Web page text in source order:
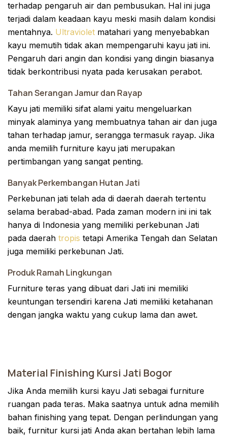
terhadap pengaruh air dan pembusukan. Hal ini juga
terjadi dalam keadaan kayu meski masih dalam kondisi
mentahnya. Ultraviolet matahari yang menyebabkan
kayu memutih tidak akan mempengaruhi kayu jati ini.
Pengaruh dari angin dan kondisi yang dingin biasanya
tidak berkontribusi nyata pada kerusakan perabot.
Tahan Serangan Jamur dan Rayap
Kayu jati memiliki sifat alami yaitu mengeluarkan
minyak alaminya yang membuatnya tahan air dan juga
tahan terhadap jamur, serangga termasuk rayap. Jika
anda memilih furniture kayu jati merupakan
pertimbangan yang sangat penting.
Banyak Perkembangan Hutan Jati
Perkebunan jati telah ada di daerah daerah tertentu
selama berabad-abad. Pada zaman modern ini ini tak
hanya di Indonesia yang memiliki perkebunan Jati
pada daerah tropis tetapi Amerika Tengah dan Selatan
juga memiliki perkebunan Jati.
Produk Ramah Lingkungan
Furniture teras yang dibuat dari Jati ini memiliki
keuntungan tersendiri karena Jati memiliki ketahanan
dengan jangka waktu yang cukup lama dan awet.
Material Finishing Kursi Jati Bogor
Jika Anda memilih kursi kayu Jati sebagai furniture
ruangan pada teras. Maka saatnya untuk adna memilih
bahan finishing yang tepat. Dengan perlindungan yang
baik, furnitur kursi jati Anda akan bertahan lebih lama